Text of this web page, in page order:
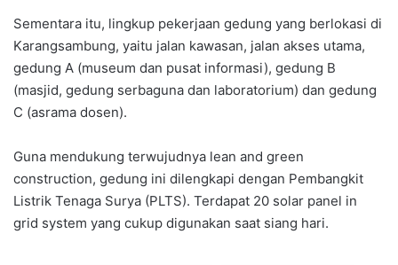
Sementara itu, lingkup pekerjaan gedung yang berlokasi di
Karangsambung, yaitu jalan kawasan, jalan akses utama,
gedung A (museum dan pusat informasi), gedung B
(masjid, gedung serbaguna dan laboratorium) dan gedung
C (asrama dosen).
Guna mendukung terwujudnya lean and green
construction, gedung ini dilengkapi dengan Pembangkit
Listrik Tenaga Surya (PLTS). Terdapat 20 solar panel in
grid system yang cukup digunakan saat siang hari.